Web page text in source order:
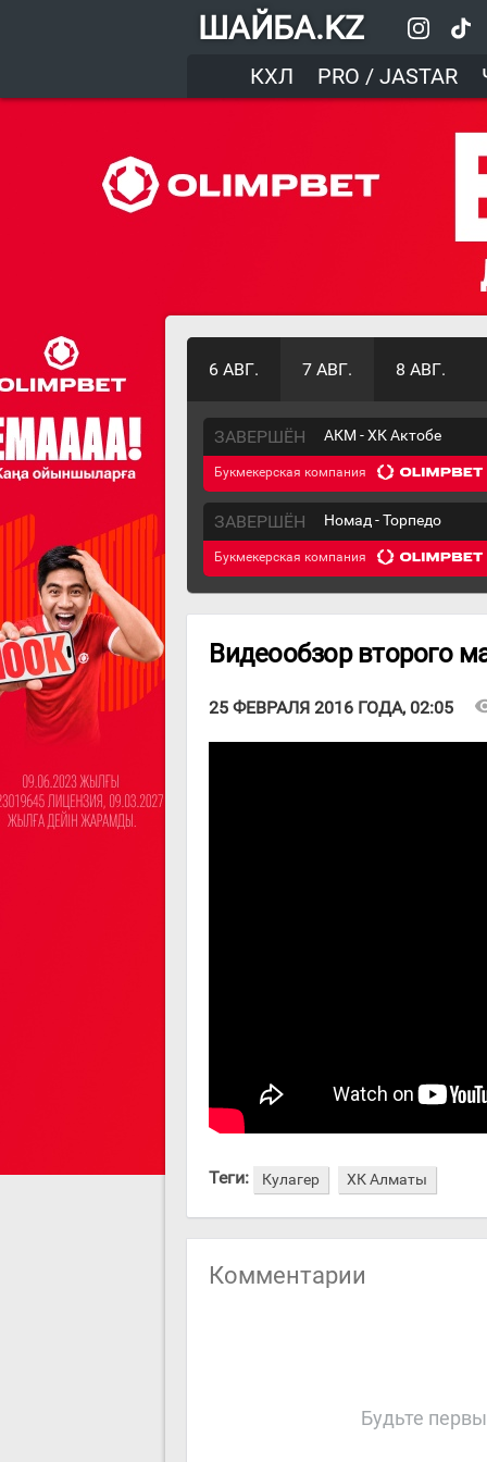
ШАЙБА.KZ
КХЛ
PRO / JASTAR
6 АВГ. 7 АВГ. 8 АВГ.
ЗАВЕРШЁН АКМ - ХК Актобе
Букмекерская компания
ЗАВЕРШЁН Номад - Торпедо
Букмекерская компания
Видеообзор второго
25 ФЕВРАЛЯ 2016 ГОДА, 02:05
Теги: Кулагер ХК Алматы
Комментарии
Будьте